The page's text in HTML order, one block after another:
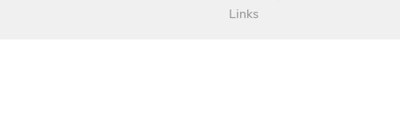
Links